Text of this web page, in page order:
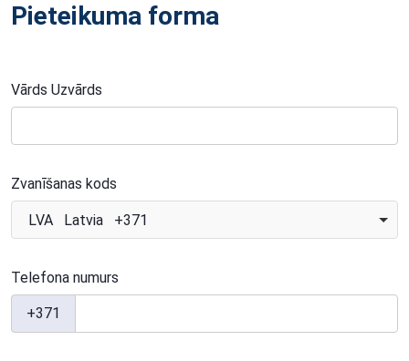
Pieteikuma forma
Vārds Uzvārds
Zvanīšanas kods
LVA Latvia +371
Telefona numurs
+371